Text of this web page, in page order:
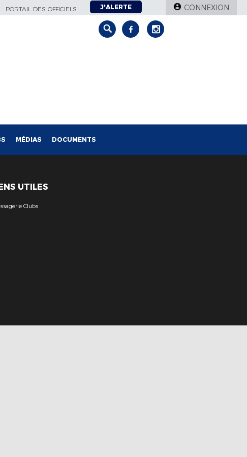
PORTAIL DES OFFICIELS J'ALERTE CONNEXION
MÉDIAS DOCUMENTS
UTILES
Clubs